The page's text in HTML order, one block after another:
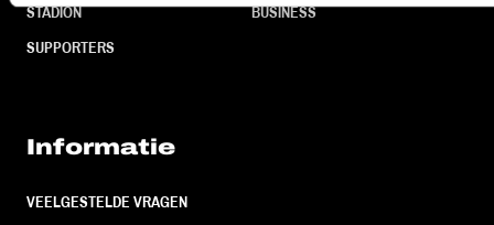
STADION
SUPPORTERS
BUSINESS
Informatie
VEELGESTELDE VRAGEN